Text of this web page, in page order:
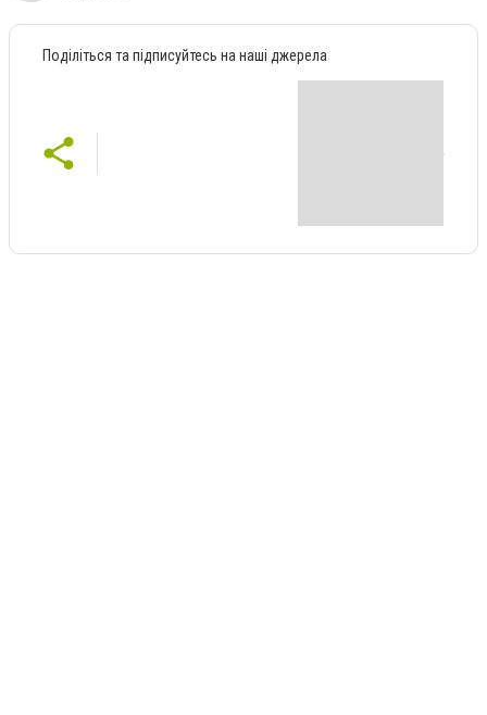
Поділіться та підписуйтесь на наші джерела